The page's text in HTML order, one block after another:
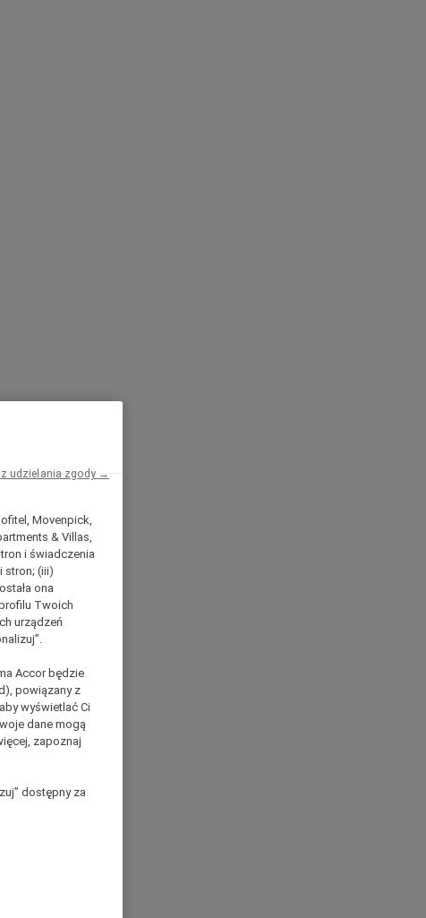
Movenpick,
& Villas,
i świadczenia
stron; (iii)
ona
Twoich
urządzeń
Accor będzie
powiązany z
wyświetlać Ci
dane mogą
zapoznaj
dostępny za
udzielania zgody →